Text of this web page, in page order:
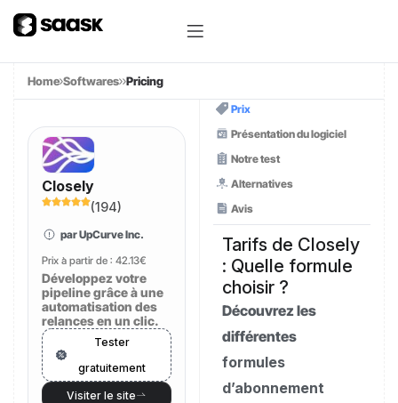
Home Softwares Pricing
Closely
(194)
par UpCurve Inc.
Prix à partir de : 42.13€
Développez votre
pipeline grâce à une
automatisation des
relances en un clic.
Tester
gratuitement
Visiter le site
Prix
Présentation du logiciel
Notre test
Alternatives
Avis
Tarifs de Closely
: Quelle formule
choisir ?
Découvrez les
différentes
formules
d’abonnement